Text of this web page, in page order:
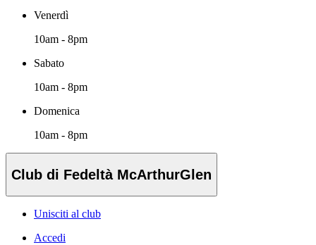
Venerdì
10am - 8pm
Sabato
10am - 8pm
Domenica
10am - 8pm
Club di Fedeltà McArthurGlen
Unisciti al club
Accedi